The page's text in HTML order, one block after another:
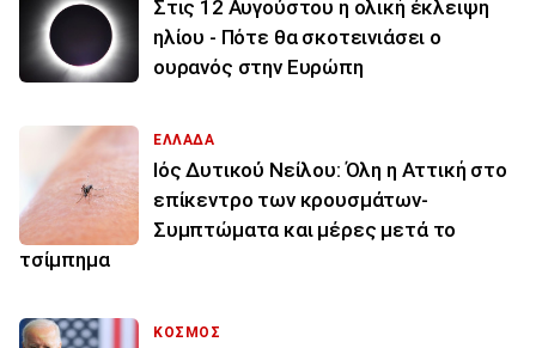
Στις 12 Αυγούστου η ολική έκλειψη
ηλίου - Πότε θα σκοτεινιάσει ο
ουρανός στην Ευρώπη
ΕΛΛΑΔΑ
Ιός Δυτικού Νείλου: Όλη η Αττική στο
επίκεντρο των κρουσμάτων-
Συμπτώματα και μέρες μετά το
τσίμπημα
ΚΟΣΜΟΣ